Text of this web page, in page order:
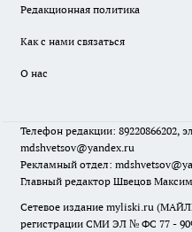
Редакционная политика
Как с нами связаться
О нас
Телефон редакции: 89220866202,
mdshvetsov@yandex.ru
Рекламный отдел:
Главный редактор Швецов
Сетевое издание myliski.ru
регистрации СМИ ЭЛ № ФС 77 -